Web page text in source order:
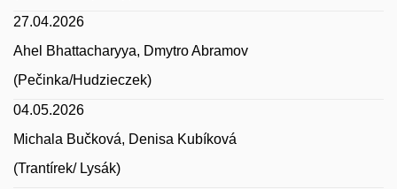
27.04.2026
Ahel Bhattacharyya, Dmytro Abramov
(Pečinka/Hudzieczek)
04.05.2026
Michala Bučková, Denisa Kubíková
(Trantírek/ Lysák)